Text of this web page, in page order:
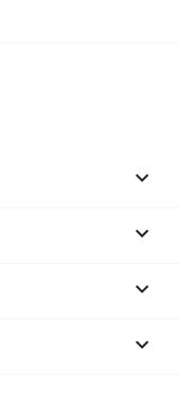



keyboard_arrow_down